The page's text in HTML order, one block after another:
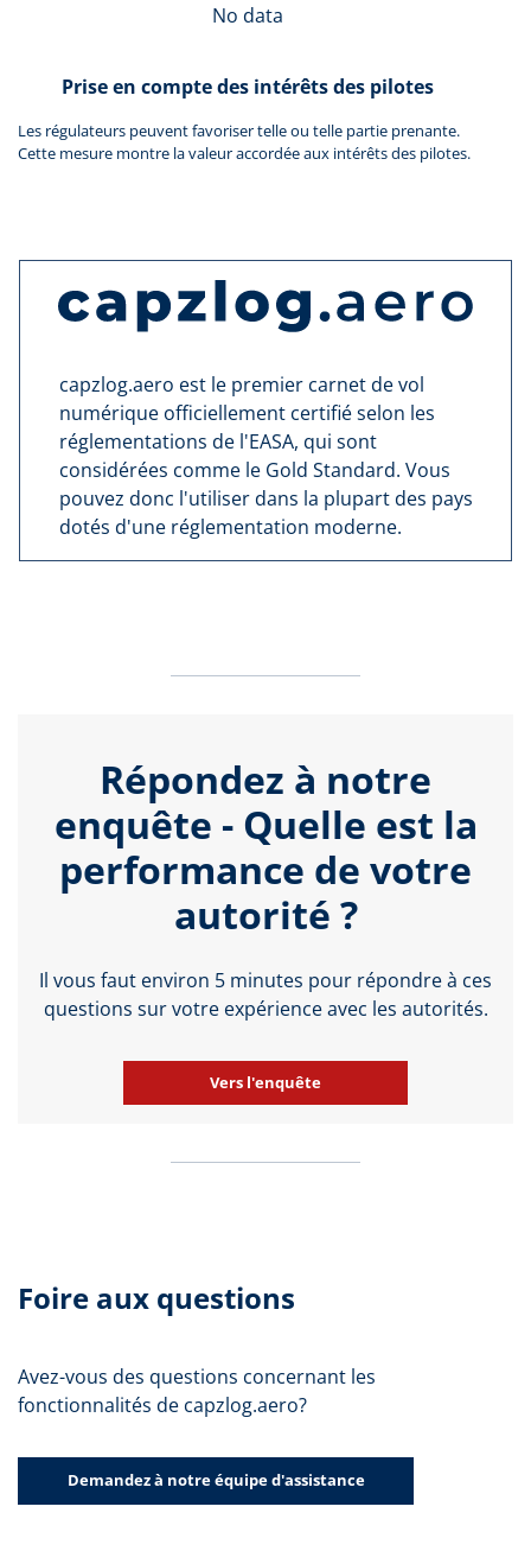
No data
Prise en compte des intérêts des pilotes
Les régulateurs peuvent favoriser telle ou telle partie prenante.
Cette mesure montre la valeur accordée aux intérêts des pilotes.
capzlog.aero est le premier carnet de vol
numérique officiellement certifié selon les
réglementations de l'EASA, qui sont
considérées comme le Gold Standard. Vous
pouvez donc l'utiliser dans la plupart des pays
dotés d'une réglementation moderne.
Répondez à notre
enquête - Quelle est la
performance de votre
autorité ?
Il vous faut environ 5 minutes pour répondre à ces
questions sur votre expérience avec les autorités.
Vers l'enquête
Foire aux questions
Avez-vous des questions concernant les
fonctionnalités de capzlog.aero?
Demandez à notre équipe d'assistance